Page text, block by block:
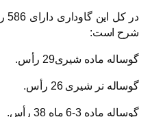
در
شرح است:
گوساله ماده شیری29 رأس.
گوساله نر شیری 26 رأس.
گوساله ماده 3-6 ماه 38 رأس.